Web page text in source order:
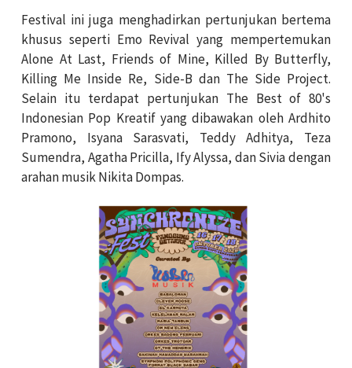
Festival ini juga menghadirkan pertunjukan bertema
khusus seperti Emo Revival yang mempertemukan
Alone At Last, Friends of Mine, Killed By Butterfly,
Killing Me Inside Re, Side-B dan The Side Project.
Selain itu terdapat pertunjukan The Best of 80's
Indonesian Pop Kreatif yang dibawakan oleh Ardhito
Pramono, Isyana Sarasvati, Teddy Adhitya, Teza
Sumendra, Agatha Pricilla, Ify Alyssa, dan Sivia dengan
arahan musik Nikita Dompas.